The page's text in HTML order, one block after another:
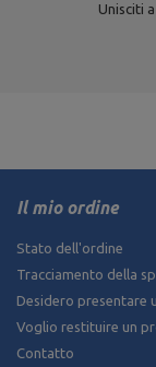
Unisciti
Il mio ordine
Stato dell'ordine
Tracciamento della
Desidero presentare
Voglio restituire un
Contatto